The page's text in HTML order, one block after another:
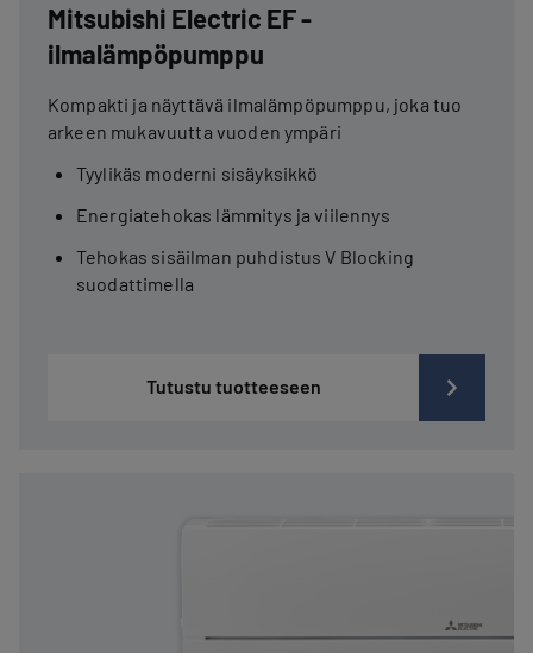
Mitsubishi Electric EF -
ilmalämpöpumppu
Kompakti ja näyttävä ilmalämpöpumppu, joka tuo
arkeen mukavuutta vuoden ympäri
Tyylikäs moderni sisäyksikkö
Energiatehokas lämmitys ja viilennys
Tehokas sisäilman puhdistus V Blocking
suodattimella
Tutustu tuotteeseen